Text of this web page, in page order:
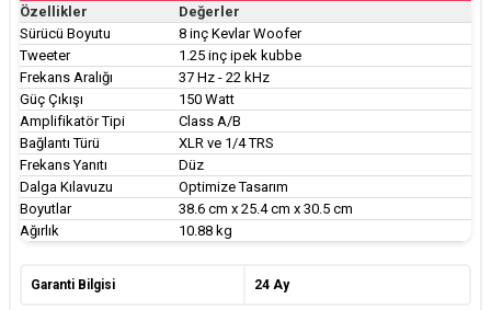
Özellikler
Değerler
Sürücü Boyutu
8 inç Kevlar Woofer
Tweeter
1.25 inç ipek kubbe
Frekans Aralığı
37 Hz - 22 kHz
Güç Çıkışı
150 Watt
Amplifikatör Tipi
Class A/B
Bağlantı Türü
XLR ve 1/4 TRS
Frekans Yanıtı
Düz
Dalga Kılavuzu
Optimize Tasarım
Boyutlar
38.6 cm x 25.4 cm x 30.5 cm
Ağırlık
10.88 kg
Garanti Bilgisi 24 Ay